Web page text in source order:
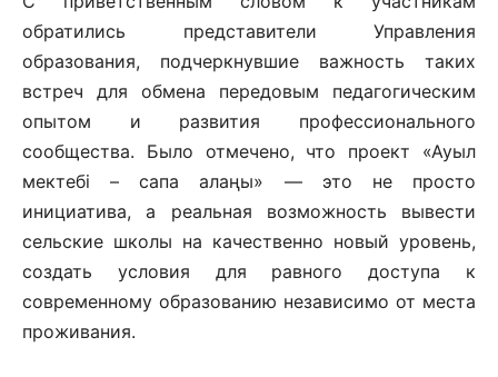
обратились представители Управления
образования, подчеркнувшие важность таких
встреч для обмена передовым педагогическим
опытом и развития профессионального
сообщества. Было отмечено, что проект «Ауыл
мектебі – сапа алаңы» — это не просто
инициатива, а реальная возможность вывести
сельские школы на качественно новый уровень,
создать условия для равного доступа к
современному образованию независимо от места
проживания.